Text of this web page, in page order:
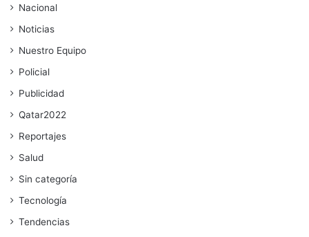
Nacional
Noticias
Nuestro Equipo
Policial
Publicidad
Qatar2022
Reportajes
Salud
Sin categoría
Tecnología
Tendencias